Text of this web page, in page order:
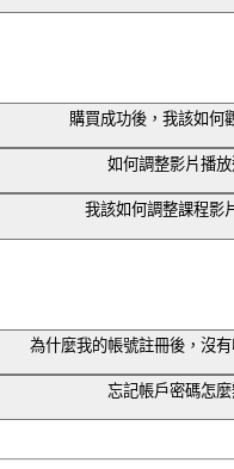
當時優惠價格的情形發
購買成功後，我該如何
即可觀課！
如何調整影片播
調整。
我該如何調整課程影
下角齒輪按鈕調整畫質。
畫質，無法手動調整。
為什麼我的帳號註冊後，沒
忘記帳戶密碼怎麼